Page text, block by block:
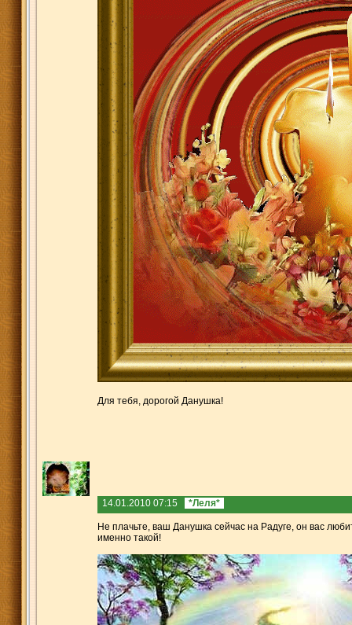
Для тебя, дорогой Данушка!
14.01.2010 07:15 *Леля*
Не плачьте, ваш Данушка сейчас на Радуге, он вас
именно такой!